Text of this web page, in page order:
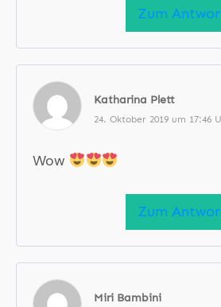
Zum
Katharina Plett
24. Oktober 2019 um 17:46
Wow
Zum
Miri Bambini